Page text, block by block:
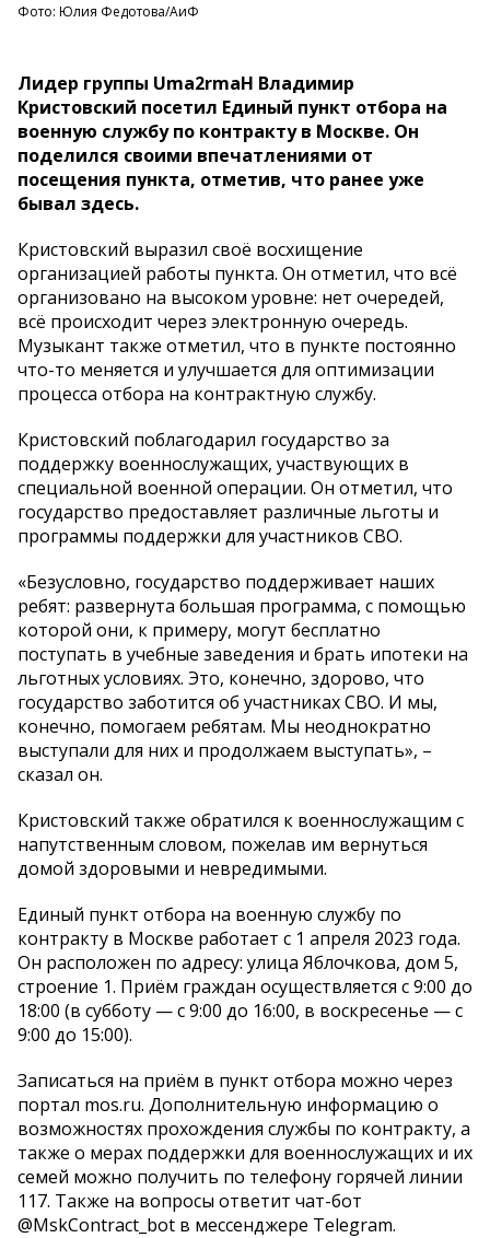
Фото: Юлия Федотова/АиФ
Лидер группы Uma2rmaH Владимир
Кристовский посетил Единый пункт отбора на
военную службу по контракту в Москве. Он
поделился своими впечатлениями от
посещения пункта, отметив, что ранее уже
бывал здесь.
Кристовский выразил своё восхищение
организацией работы пункта. Он отметил, что всё
организовано на высоком уровне: нет очередей,
всё происходит через электронную очередь.
Музыкант также отметил, что в пункте постоянно
что-то меняется и улучшается для оптимизации
процесса отбора на контрактную службу.
Кристовский поблагодарил государство за
поддержку военнослужащих, участвующих в
специальной военной операции. Он отметил, что
государство предоставляет различные льготы и
программы поддержки для участников СВО.
«Безусловно, государство поддерживает наших
ребят: развернута большая программа, с помощью
которой они, к примеру, могут бесплатно
поступать в учебные заведения и брать ипотеки на
льготных условиях. Это, конечно, здорово, что
государство заботится об участниках СВО. И мы,
конечно, помогаем ребятам. Мы неоднократно
выступали для них и продолжаем выступать», –
сказал он.
Кристовский также обратился к военнослужащим с
напутственным словом, пожелав им вернуться
домой здоровыми и невредимыми.
Единый пункт отбора на военную службу по
контракту в Москве работает с 1 апреля 2023 года.
Он расположен по адресу: улица Яблочкова, дом 5,
строение 1. Приём граждан осуществляется с 9:00 до
18:00 (в субботу — с 9:00 до 16:00, в воскресенье — с
9:00 до 15:00).
Записаться на приём в пункт отбора можно через
портал mos.ru. Дополнительную информацию о
возможностях прохождения службы по контракту, а
также о мерах поддержки для военнослужащих и их
семей можно получить по телефону горячей линии
117. Также на вопросы ответит чат-бот
@MskContract_bot в мессенджере Telegram.